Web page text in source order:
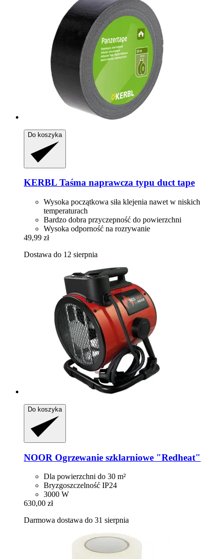
Do koszyka
KERBL Taśma naprawcza typu duct tape
Wysoka początkowa siła klejenia nawet w niskich
temperaturach
Bardzo dobra przyczepność do powierzchni
Wysoka odporność na rozrywanie
49,99 zł
Dostawa do 12 sierpnia
Do koszyka
NOOR Ogrzewanie szklarniowe "Redheat"
Dla powierzchni do 30 m²
Bryzgoszczelność IP24
3000 W
630,00 zł
Darmowa dostawa do 31 sierpnia